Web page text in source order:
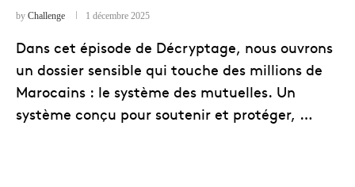
by Challenge 1 décembre 2025
Dans cet épisode de Décryptage, nous ouvrons
un dossier sensible qui touche des millions de
Marocains : le système des mutuelles. Un
système conçu pour soutenir et protéger, …